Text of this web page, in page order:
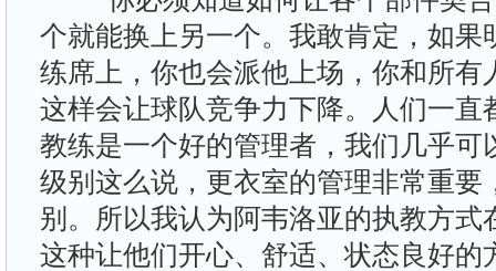
个就能换上另一个。我敢肯定，如果
练席上，你也会派他上场，你和所有
这样会让球队竞争力下降。人们一直
教练是一个好的管理者，我们几乎可
级别这么说，更衣室的管理非常重要
别。所以我认为阿韦洛亚的执教方式
这种让他们开心、舒适、状态良好的